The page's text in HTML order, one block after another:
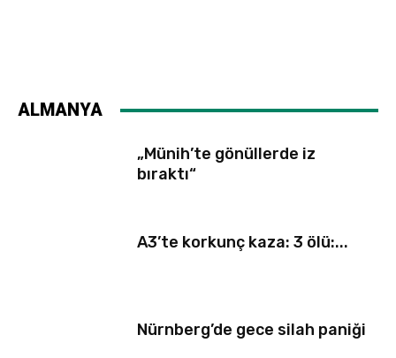
ALMANYA
„Münih’te gönüllerde iz
bıraktı“
A3’te korkunç kaza: 3 ölü:...
Nürnberg’de gece silah paniği